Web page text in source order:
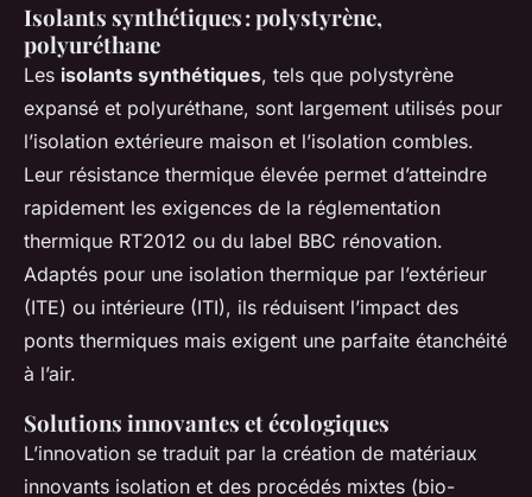
Isolants synthétiques : polystyrène,
polyuréthane
Les isolants synthétiques, tels que polystyrène
expansé et polyuréthane, sont largement utilisés pour
l’isolation extérieure maison et l’isolation combles.
Leur résistance thermique élevée permet d’atteindre
rapidement les exigences de la réglementation
thermique RT2012 ou du label BBC rénovation.
Adaptés pour une isolation thermique par l’extérieur
(ITE) ou intérieure (ITI), ils réduisent l’impact des
ponts thermiques mais exigent une parfaite étanchéité
à l’air.
Solutions innovantes et écologiques
L’innovation se traduit par la création de matériaux
innovants isolation et des procédés mixtes (bio-